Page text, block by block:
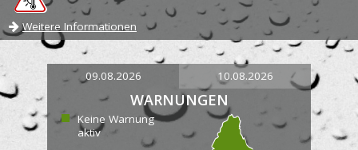
Weitere Informationen
09.08.2026 10.08.2026
WARNUNGEN
Keine Warnung
aktiv